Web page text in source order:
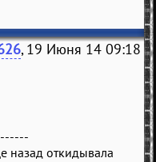
, 19 Июня 14 09:18
назад откидывала